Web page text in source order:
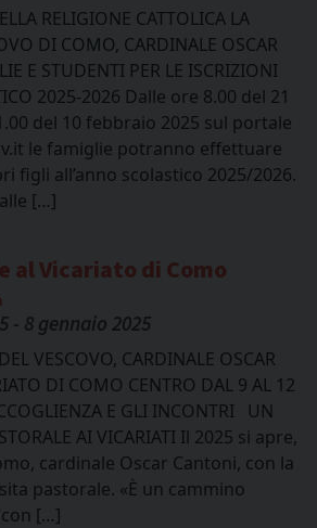
RELIGIONE CATTOLICA LA
DI COMO, CARDINALE OSCAR
E STUDENTI PER LE ISCRIZIONI
2025-2026 Dalle ore 8.00 del 21
del 10 febbraio 2025 sul portale
le famiglie potranno effettuare
figli all’anno scolastico 2025/2026.
[…]
al Vicariato di Como
- 8 gennaio 2025
VESCOVO, CARDINALE OSCAR
DI COMO CENTRO DAL 9 AL 12
E GLI INCONTRI UN
AI VICARIATI Il 2025 si apre,
cardinale Oscar Cantoni, con la
pastorale. «È un cammino
[…]